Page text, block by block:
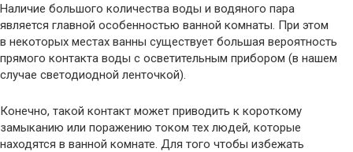
Наличие большого количества воды и водяного пара
является главной особенностью ванной комнаты. При этом
в некоторых местах ванны существует большая вероятность
прямого контакта воды с осветительным прибором (в нашем
случае светодиодной ленточкой).
Конечно, такой контакт может приводить к короткому
замыканию или поражению током тех людей, которые
находятся в ванной комнате. Для того чтобы избежать